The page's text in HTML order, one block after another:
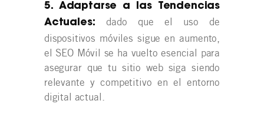
5. Adaptarse a las Tendencias
Actuales:
dado que el uso de
dispositivos móviles sigue en aumento,
el SEO Móvil se ha vuelto esencial para
asegurar que tu sitio web siga siendo
relevante y competitivo en el entorno
digital actual.